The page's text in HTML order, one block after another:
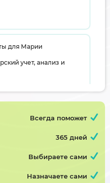
для Марии
учет, анализ и
Всегда поможет
365 дней
Выбираете сами
Назначаете сами